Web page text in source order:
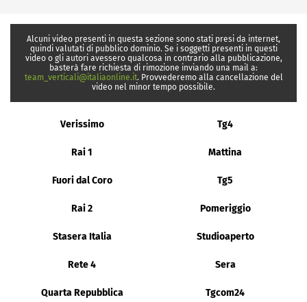
Alcuni video presenti in questa sezione sono stati presi da internet,
quindi valutati di pubblico dominio. Se i soggetti presenti in questi
video o gli autori avessero qualcosa in contrario alla pubblicazione,
basterà fare richiesta di rimozione inviando una mail a:
team_verticali@italiaonline.it. Provvederemo alla cancellazione del
video nel minor tempo possibile.
Verissimo Tg4
Rai 1 Mattina
Fuori dal Coro Tg5
Rai 2 Pomeriggio
Stasera Italia Studioaperto
Rete 4 Sera
Quarta Repubblica Tgcom24